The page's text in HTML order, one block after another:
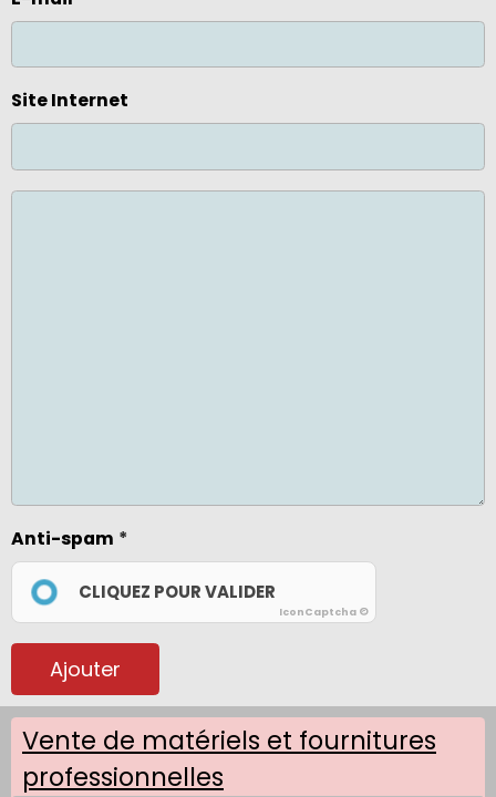
Site Internet
Anti-spam
CLIQUEZ POUR VALIDER
IconCaptcha ©
Ajouter
Vente de matériels et fournitures
professionnelles